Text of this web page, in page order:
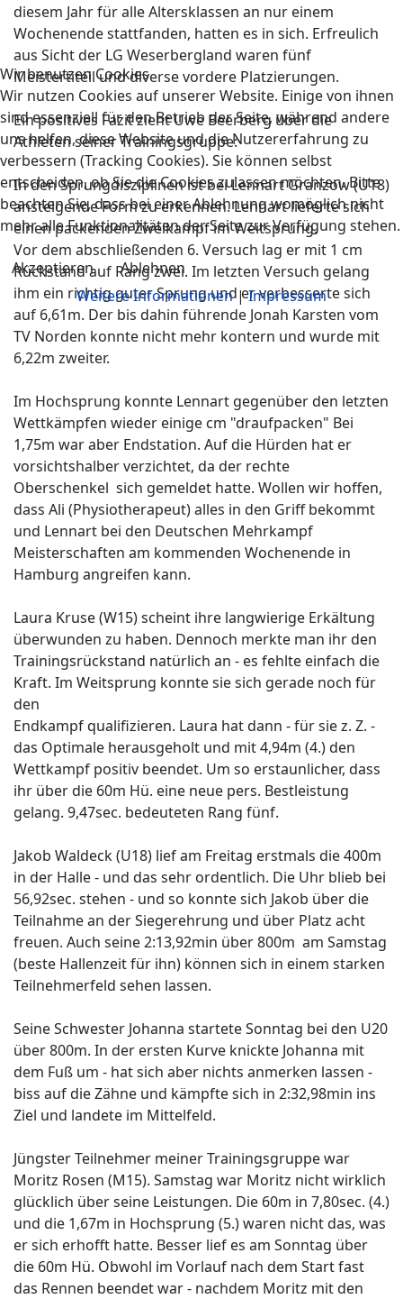
diesem Jahr für alle Altersklassen an nur einem
Wochenende stattfanden, hatten es in sich. Erfreulich
aus Sicht der LG Weserbergland waren fünf
Meistertiteil und diverse vordere Platzierungen.
Ein positives Fazit zieht Uwe Beerberg über die
Athleten seiner Trainingsgruppe:
In den Sprungdisziplinen ist bei Lennart Granzow (U18)
ansteigende Form zu erkennen. Lennart lieferte sich
einen packenden Zweikampf im Weitsprung.
Vor dem abschließenden 6. Versuch lag er mit 1 cm
Rückstand auf Rang zwei. Im letzten Versuch gelang
ihm ein richtig guter Sprung und er verbesserte sich
auf 6,61m. Der bis dahin führende Jonah Karsten vom
TV Norden konnte nicht mehr kontern und wurde mit
6,22m zweiter.
Im Hochsprung konnte Lennart gegenüber den letzten
Wettkämpfen wieder einige cm "draufpacken" Bei
1,75m war aber Endstation. Auf die Hürden hat er
vorsichtshalber verzichtet, da der rechte
Oberschenkel sich gemeldet hatte. Wollen wir hoffen,
dass Ali (Physiotherapeut) alles in den Griff bekommt
und Lennart bei den Deutschen Mehrkampf
Meisterschaften am kommenden Wochenende in
Hamburg angreifen kann.
Laura Kruse (W15) scheint ihre langwierige Erkältung
überwunden zu haben. Dennoch merkte man ihr den
Trainingsrückstand natürlich an - es fehlte einfach die
Kraft. Im Weitsprung konnte sie sich gerade noch für
den
Endkampf qualifizieren. Laura hat dann - für sie z. Z. -
das Optimale herausgeholt und mit 4,94m (4.) den
Wettkampf positiv beendet. Um so erstaunlicher, dass
ihr über die 60m Hü. eine neue pers. Bestleistung
gelang. 9,47sec. bedeuteten Rang fünf.
Jakob Waldeck (U18) lief am Freitag erstmals die 400m
in der Halle - und das sehr ordentlich. Die Uhr blieb bei
56,92sec. stehen - und so konnte sich Jakob über die
Teilnahme an der Siegerehrung und über Platz acht
freuen. Auch seine 2:13,92min über 800m am Samstag
(beste Hallenzeit für ihn) können sich in einem starken
Teilnehmerfeld sehen lassen.
Seine Schwester Johanna startete Sonntag bei den U20
über 800m. In der ersten Kurve knickte Johanna mit
dem Fuß um - hat sich aber nichts anmerken lassen -
biss auf die Zähne und kämpfte sich in 2:32,98min ins
Ziel und landete im Mittelfeld.
Jüngster Teilnehmer meiner Trainingsgruppe war
Moritz Rosen (M15). Samstag war Moritz nicht wirklich
glücklich über seine Leistungen. Die 60m in 7,80sec. (4.)
und die 1,67m in Hochsprung (5.) waren nicht das, was
er sich erhofft hatte. Besser lief es am Sonntag über
die 60m Hü. Obwohl im Vorlauf nach dem Start fast
das Rennen beendet war - nachdem Moritz mit den
Wir benutzen Cookies
Wir nutzen Cookies auf unserer Website. Einige von ihnen
sind essenziell für den Betrieb der Seite, während andere
uns helfen, diese Website und die Nutzererfahrung zu
verbessern (Tracking Cookies). Sie können selbst
entscheiden, ob Sie die Cookies zulassen möchten. Bitte
beachten Sie, dass bei einer Ablehnung womöglich nicht
mehr alle Funktionalitäten der Seite zur Verfügung stehen.
Akzeptieren
Ablehnen
Weitere Informationen|Impressum